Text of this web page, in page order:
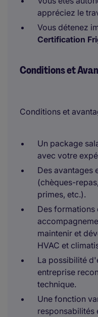
appréciez le
Vous détenez
Certification
Conditions et
Conditions et
Un package
avec votre
Des avantages
(chèques-
primes, etc.).
Des formations
maintenir et
HVAC et
La possibilité
entreprise
technique.
Une fonction
responsabilités